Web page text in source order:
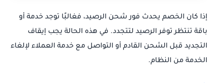
إذا كان الخصم يحدث فور شحن الرصيد، فغالبًا توجد خدمة أو
باقة تنتظر توفر الرصيد لتتجدد. في هذه الحالة يجب إيقاف
التجديد قبل الشحن القادم أو التواصل مع خدمة العملاء لإلغاء
الخدمة من النظام.